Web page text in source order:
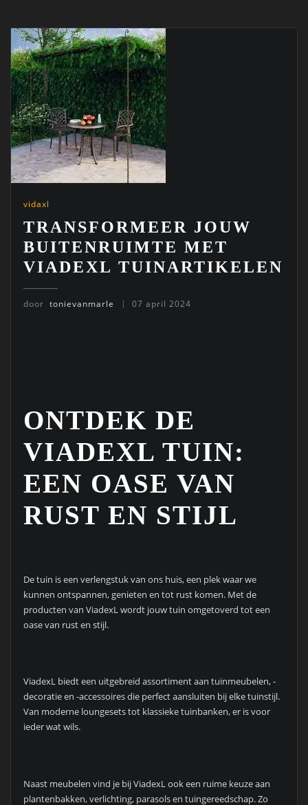
vidaxl
TRANSFORMEER JOUW
BUITENRUIMTE MET
VIADEXL TUINARTIKELEN
door tonievanmarle 07 april 2024
ONTDEK DE
VIADEXL TUIN:
EEN OASE VAN
RUST EN STIJL
De tuin is een verlengstuk van ons huis, een plek waar we
kunnen ontspannen, genieten en tot rust komen. Met de
producten van ViadexL wordt jouw tuin omgetoverd tot een
oase van rust en stijl.
ViadexL biedt een uitgebreid assortiment aan tuinmeubelen, -
decoratie en -accessoires die perfect aansluiten bij elke tuinstijl.
Van moderne loungesets tot klassieke tuinbanken, er is voor
ieder wat wils.
Naast meubelen vind je bij ViadexL ook een ruime keuze aan
plantenbakken, verlichting, parasols en tuingereedschap. Zo